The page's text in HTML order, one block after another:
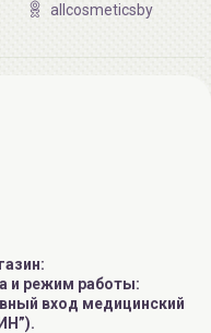
allcosmeticsby
и режим работы:
вход медицинский